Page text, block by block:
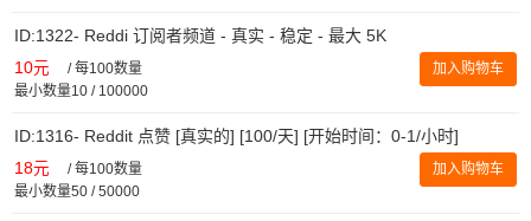
ID:1322- Reddi 订阅者频道 - 真实 - 稳定 - 最大 5K
10元 /每100数量
最小数量10 / 100000
加入购物车
ID:1316- Reddit 点赞 [真实的] [100/天] [开始时间：0-1/小时]
18元 /每100数量
最小数量50 / 50000
加入购物车